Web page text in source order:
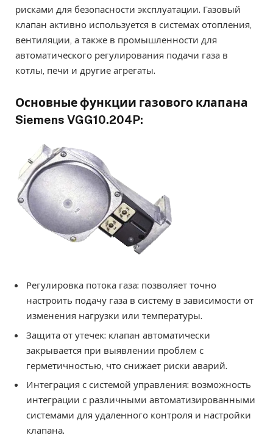
рисками для безопасности эксплуатации. Газовый
клапан активно используется в системах отопления,
вентиляции, а также в промышленности для
автоматического регулирования подачи газа в
котлы, печи и другие агрегаты.
Основные функции газового клапана
Siemens VGG10.204P:
Регулировка потока газа: позволяет точно
настроить подачу газа в систему в зависимости от
изменения нагрузки или температуры.
Защита от утечек: клапан автоматически
закрывается при выявлении проблем с
герметичностью, что снижает риски аварий.
Интеграция с системой управления: возможность
интеграции с различными автоматизированными
системами для удаленного контроля и настройки
клапана.